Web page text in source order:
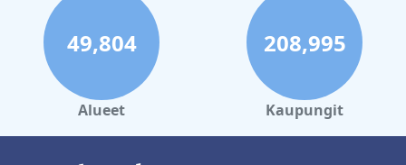
49,804
Alueet
208,995
Kaupungit